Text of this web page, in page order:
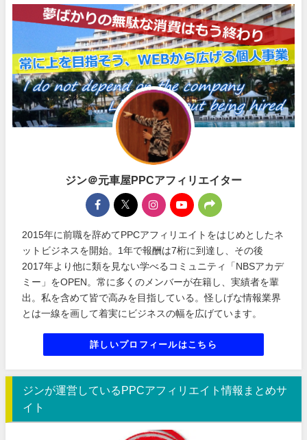
ジン＠元車屋PPCアフィリエイター
2015年に前職を辞めてPPCアフィリエイトをはじめとしたネ
ットビジネスを開始。1年で報酬は7桁に到達し、その後
2017年より他に類を見ない学べるコミュニティ「NBSアカデ
ミー」をOPEN。常に多くのメンバーが在籍し、実績者を輩
出。私を含めて皆で高みを目指している。怪しげな情報業界
とは一線を画して着実にビジネスの幅を広げています。
詳しいプロフィールはこちら
ジンが運営しているPPCアフィリエイト情報まとめサ
イト